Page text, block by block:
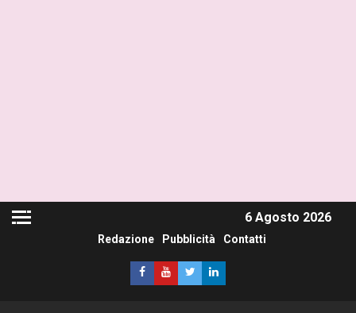
6 Agosto 2026
Redazione Pubblicità Contatti